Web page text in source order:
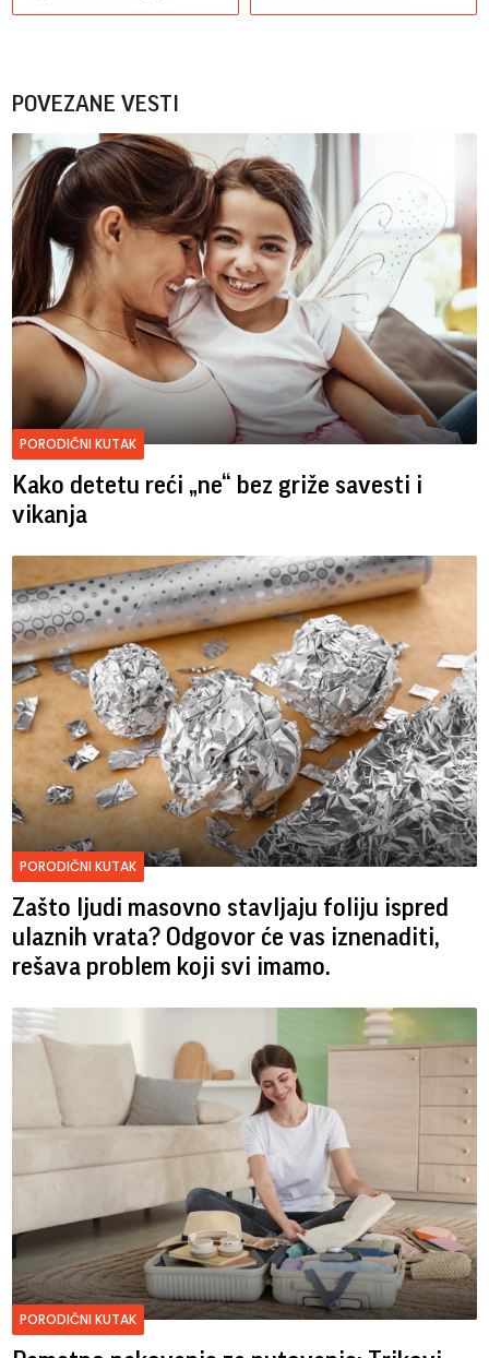
POVEZANE VESTI
PORODIČNI KUTAK
Kako detetu reći „ne“ bez griže savesti i
vikanja
PORODIČNI KUTAK
Zašto ljudi masovno stavljaju foliju ispred
ulaznih vrata? Odgovor će vas iznenaditi,
rešava problem koji svi imamo.
PORODIČNI KUTAK